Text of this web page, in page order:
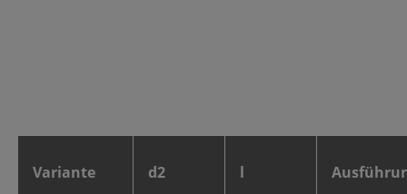
Variante d2 l